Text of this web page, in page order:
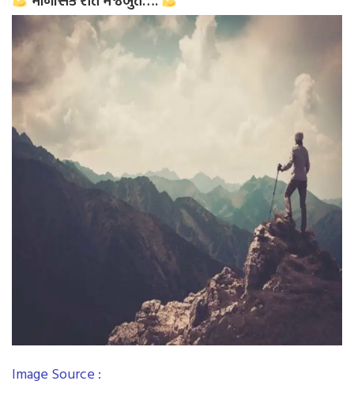
Image Source :